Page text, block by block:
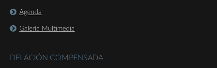
Agenda
Galería Multimedia
DELACIÓN COMPENSADA